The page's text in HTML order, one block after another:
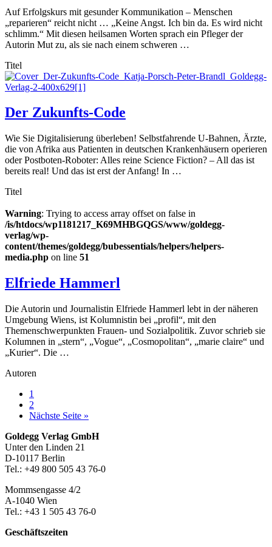
Auf Erfolgskurs mit gesunder Kommunikation – Menschen
„reparieren“ reicht nicht … „Keine Angst. Ich bin da. Es wird nicht
schlimm.“ Mit diesen heilsamen Worten sprach ein Pfleger der
Autorin Mut zu, als sie nach einem schweren …
Titel
Der Zukunfts-Code
Wie Sie Digitalisierung überleben! Selbstfahrende U-Bahnen, Ärzte,
die von Afrika aus Patienten in deutschen Krankenhäusern operieren
oder Postboten-Roboter: Alles reine Science Fiction? – All das ist
bereits real! Und das ist erst der Anfang! In …
Titel
Warning: Trying to access array offset on false in
/is/htdocs/wp1181217_K69MHBGQGS/www/goldegg-
verlag/wp-
content/themes/goldegg/bubessentials/helpers/helpers-
media.php on line 51
Elfriede Hammerl
Die Autorin und Journalistin Elfriede Hammerl lebt in der näheren
Umgebung Wiens, ist Kolumnistin bei „profil“, mit den
Themenschwerpunkten Frauen- und Sozialpolitik. Zuvor schrieb sie
Kolumnen in „stern“, „Vogue“, „Cosmopolitan“, „marie claire“ und
„Kurier“. Die …
Autoren
Seite
1
Seite
2
Nächste Seite aufrufen
»
Footer-
Section
Goldegg Verlag GmbH
Unter den Linden 21
D-10117 Berlin
Tel.: +49 800 505 43 76-0
Mommsengasse 4/2
A-1040 Wien
Tel.: +43 1 505 43 76-0
Geschäftszeiten